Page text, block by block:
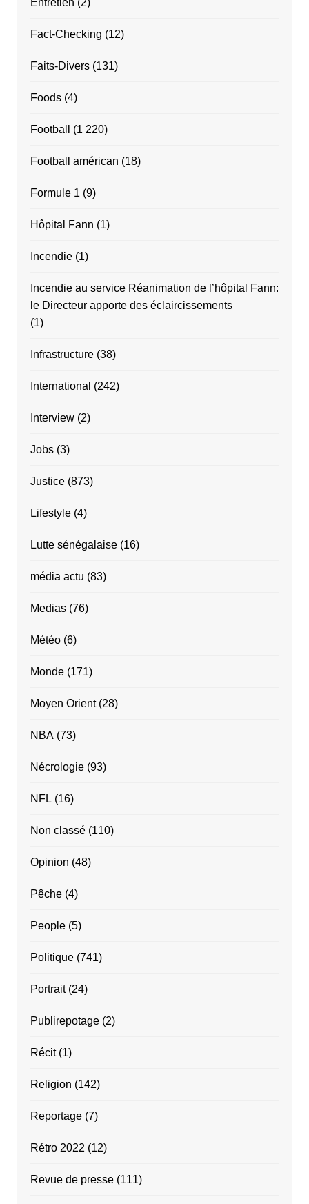
Fact-Checking (12)
Faits-Divers(131)
Foods(4)
Football (1 220)
Football américan (18)
Formule 1 (9)
Hôpital Fann (1)
Incendie(1)
Incendie au service Réanimation de l’hôpital Fann:
le Directeur apporte des éclaircissements
(1)
Infrastructure(38)
International (242)
Interview(2)
Jobs(3)
Justice(873)
Lifestyle(4)
Lutte sénégalaise(16)
média actu (83)
Medias(76)
Météo(6)
Monde(171)
Moyen Orient(28)
NBA(73)
Nécrologie(93)
NFL (16)
Non classé(110)
Opinion (48)
Pêche(4)
People(5)
Politique(741)
Portrait(24)
Publirepotage(2)
Récit(1)
Religion (142)
Reportage(7)
Rétro 2022 (12)
Revue de presse(111)